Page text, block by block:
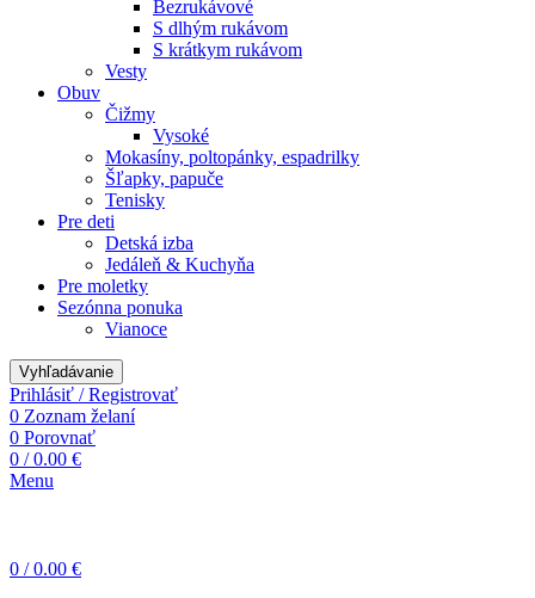
Bezrukávové
S dlhým rukávom
S krátkym rukávom
Vesty
Obuv
Čižmy
Vysoké
Mokasíny, poltopánky, espadrilky
Šľapky, papuče
Tenisky
Pre deti
Detská izba
Jedáleň & Kuchyňa
Pre moletky
Sezónna ponuka
Vianoce
Vyhľadávanie
Prihlásiť / Registrovať
0 Zoznam želaní
0 Porovnať
0 / 0.00 €
Menu
0 / 0.00 €